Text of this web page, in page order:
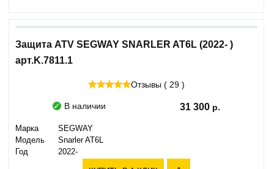
Защита ATV SEGWAY SNARLER AT6L (2022- )
арт.K.7811.1
Отзывы ( 29 )
В наличии 31 300
Марка
SEGWAY
Модель
Snarler AT6L
Год
2022-